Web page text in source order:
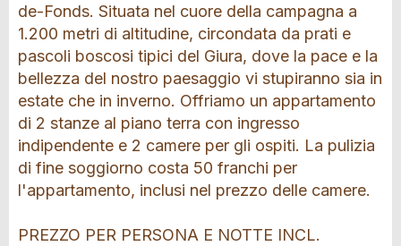
de-Fonds. Situata nel cuore della campagna a
1.200 metri di altitudine, circondata da prati e
pascoli boscosi tipici del Giura, dove la pace e la
bellezza del nostro paesaggio vi stupiranno sia in
estate che in inverno. Offriamo un appartamento
di 2 stanze al piano terra con ingresso
indipendente e 2 camere per gli ospiti. La pulizia
di fine soggiorno costa 50 franchi per
l'appartamento, inclusi nel prezzo delle camere.
PREZZO PER PERSONA E NOTTE INCL.